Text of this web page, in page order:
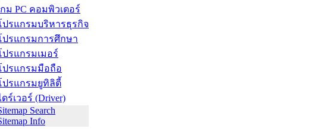
กม PC คอมพิวเตอร์
ปรแกรมบริหารธุรกิจ
ปรแกรมการศึกษา
ปรแกรมเมอร์
ปรแกรมมือถือ
ปรแกรมยูทิลิตี้
ดร์เวอร์ (Driver)
Search
Info